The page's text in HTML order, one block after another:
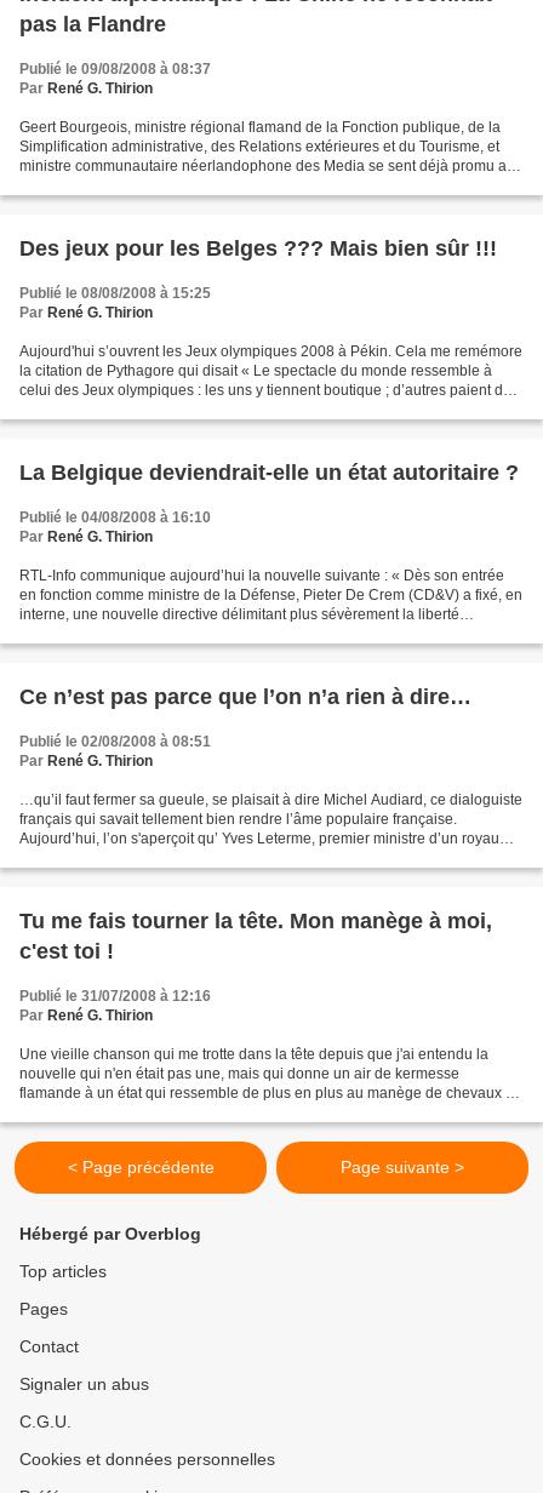
pas la Flandre
Publié le 09/08/2008 à 08:37
Par René G. Thirion
Geert Bourgeois, ministre régional flamand de la Fonction publique, de la
Simplification administrative, des Relations extérieures et du Tourisme, et
ministre communautaire néerlandophone des Media se sent déjà promu au
Des jeux pour les Belges ??? Mais bien sûr !!!
Publié le 08/08/2008 à 15:25
Par René G. Thirion
Aujourd'hui s’ouvrent les Jeux olympiques 2008 à Pékin. Cela me remémore
la citation de Pythagore qui disait « Le spectacle du monde ressemble à
celui des Jeux olympiques : les uns y tiennent boutique ; d’autres paient de
La Belgique deviendrait-elle un état autoritaire ?
Publié le 04/08/2008 à 16:10
Par René G. Thirion
RTL-Info communique aujourd’hui la nouvelle suivante : « Dès son entrée
en fonction comme ministre de la Défense, Pieter De Crem (CD&V) a fixé, en
interne, une nouvelle directive délimitant plus sévèrement la liberté
Ce n’est pas parce que l’on n’a rien à dire…
Publié le 02/08/2008 à 08:51
Par René G. Thirion
…qu’il faut fermer sa gueule, se plaisait à dire Michel Audiard, ce dialoguiste
français qui savait tellement bien rendre l’âme populaire française.
Aujourd’hui, l’on s'aperçoit qu’ Yves Leterme, premier ministre d’un royaume
Tu me fais tourner la tête. Mon manège à moi,
c'est toi !
Publié le 31/07/2008 à 12:16
Par René G. Thirion
Une vieille chanson qui me trotte dans la tête depuis que j'ai entendu la
nouvelle qui n'en était pas une, mais qui donne un air de kermesse
flamande à un état qui ressemble de plus en plus au manège de chevaux de
< Page précédente Page suivante >
Hébergé par Overblog
Top articles
Pages
Contact
Signaler un abus
C.G.U.
Cookies et données personnelles